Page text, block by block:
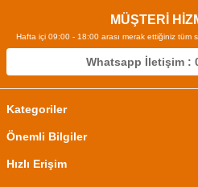
MÜŞTERİ
Hafta içi 09:00 - 18:00 arası merak ettiğiniz tüm
Whatsapp İletişim :
Kategoriler
Önemli Bilgiler
Hızlı Erişim